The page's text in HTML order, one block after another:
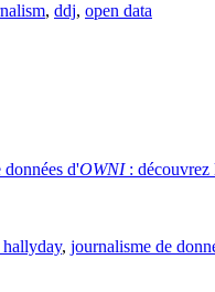
, ddj, open data
données d'OWNI: découvrez
, journalisme de